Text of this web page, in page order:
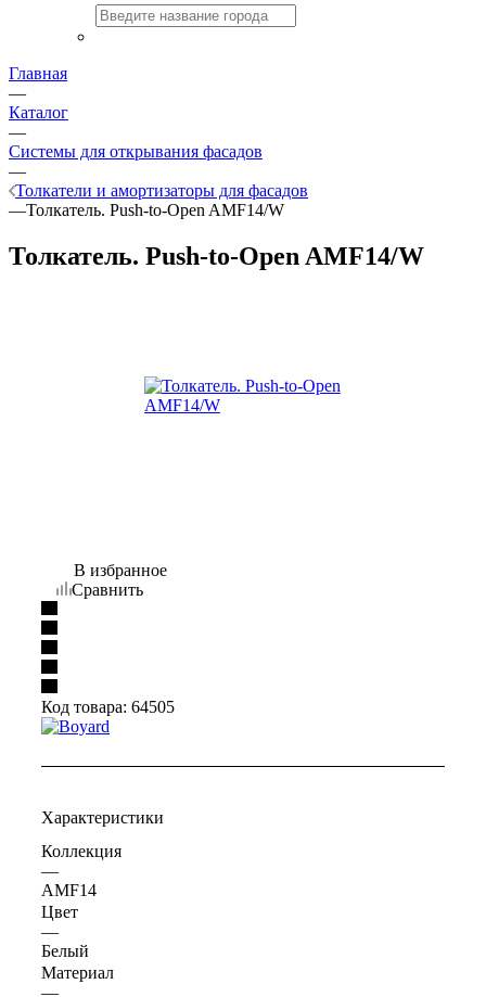
Главная
—
Каталог
—
Системы для открывания фасадов
—
Толкатели и амортизаторы для фасадов
—Толкатель. Push-to-Open AMF14/W
Толкатель. Push-to-Open AMF14/W
В избранное
Сравнить
Код товара: 64505
Характеристики
Коллекция
—
AMF14
Цвет
—
Белый
Материал
—